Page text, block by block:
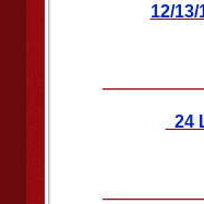
12/
24